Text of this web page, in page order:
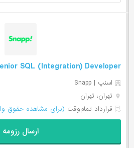
SQL (Integration) Developer
اسنپ | Snapp
تهران، تهران
قرارداد تمام‌وقت (برای مشاهده حقوق
ارسال رزومه